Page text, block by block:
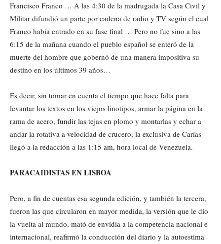
Francisco Franco … A las 4:30 de la madrugada la Casa Civil y
Militar difundió un parte por cadena de radio y TV según el cual
Franco había entrado en su fase final … Pero no fue sino a las
6:15 de la mañana cuando el pueblo español se enteró de la
muerte del hombre que gobernó de una manera impositiva su
destino en los últimos 39 años…
Es decir, sin tomar en cuenta el tiempo que hace falta para
levantar los textos en los viejos linotipos, armar la página en la
rama de acero, fundir las tejas en plomo y montarlas y echar a
andar la rotativa a velocidad de crucero, la exclusiva de Carías
llegó a la redacción a las 1:15 am, hora local de Venezuela.
PARACAIDISTAS EN LISBOA
Pero, a fin de cuentas esa segunda edición, y también la tercera,
fueron las que circularon en mayor medida, la versión que le dio
la vuelta al mundo, mató de envidia a la competencia nacional e
internacional, reafirmó la conducción del diario y la autoestima